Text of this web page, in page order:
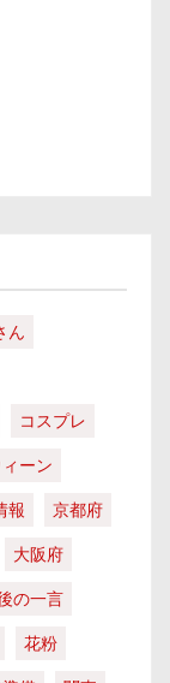
ん
コスプレ
ーン
報
京都府
大阪府
の一言
花粉